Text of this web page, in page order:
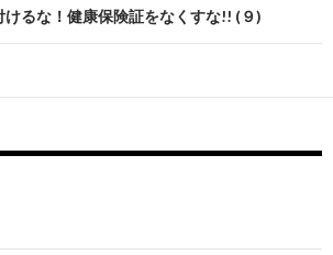
けるな！健康保険証をなくすな!! (９)